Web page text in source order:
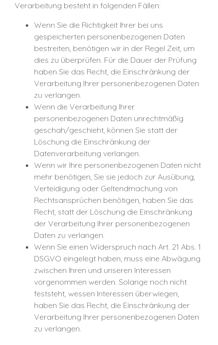
Verarbeitung besteht in folgenden Fällen:
Wenn Sie die Richtigkeit Ihrer bei uns
gespeicherten personenbezogenen Daten
bestreiten, benötigen wir in der Regel Zeit, um
dies zu überprüfen. Für die Dauer der Prüfung
haben Sie das Recht, die Einschränkung der
Verarbeitung Ihrer personenbezogenen Daten
zu verlangen.
Wenn die Verarbeitung Ihrer
personenbezogenen Daten unrechtmäßig
geschah/geschieht, können Sie statt der
Löschung die Einschränkung der
Datenverarbeitung verlangen.
Wenn wir Ihre personenbezogenen Daten nicht
mehr benötigen, Sie sie jedoch zur Ausübung,
Verteidigung oder Geltendmachung von
Rechtsansprüchen benötigen, haben Sie das
Recht, statt der Löschung die Einschränkung
der Verarbeitung Ihrer personenbezogenen
Daten zu verlangen.
Wenn Sie einen Widerspruch nach Art. 21 Abs. 1
DSGVO eingelegt haben, muss eine Abwägung
zwischen Ihren und unseren Interessen
vorgenommen werden. Solange noch nicht
feststeht, wessen Interessen überwiegen,
haben Sie das Recht, die Einschränkung der
Verarbeitung Ihrer personenbezogenen Daten
zu verlangen.